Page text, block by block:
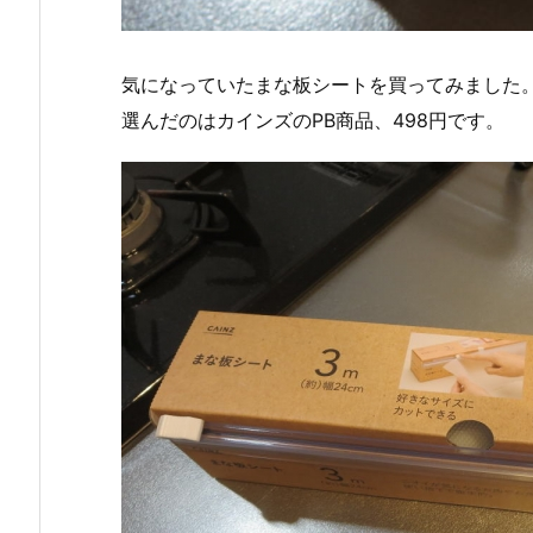
気になっていたまな板シートを買ってみました
選んだのはカインズのPB商品、498円です。